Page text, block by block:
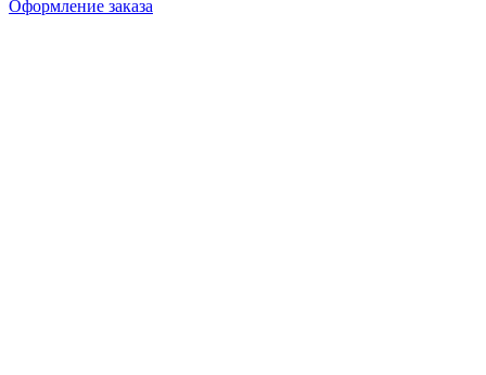
Оформление заказа